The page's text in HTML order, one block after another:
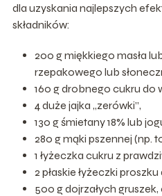
dla uzyskania najlepszych
składników:
200 g miękkiego masła
rzepakowego lub
160 g drobnego cukru do
4 duże jajka „zerówki”,
130 g śmietany 18% lub
280 g mąki pszennej (np.
1 łyżeczka cukru z
2 płaskie łyżeczki
500 g dojrzałych